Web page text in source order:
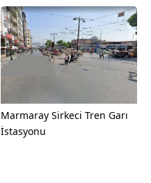
Marmaray Sirkeci Tren Garı
İstasyonu